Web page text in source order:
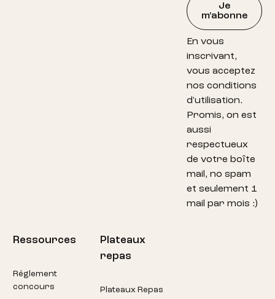
Je
m'abonne
En vous
inscrivant,
vous acceptez
nos conditions
d'utilisation.
Promis, on est
aussi
respectueux
de votre boîte
mail, no spam
et seulement 1
mail par mois :)
Ressources
Réglement
concours
Plateaux
repas
Plateaux Repas